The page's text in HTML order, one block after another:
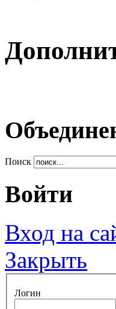
Поиск
Войти
Вход на
Закрыть
Логин